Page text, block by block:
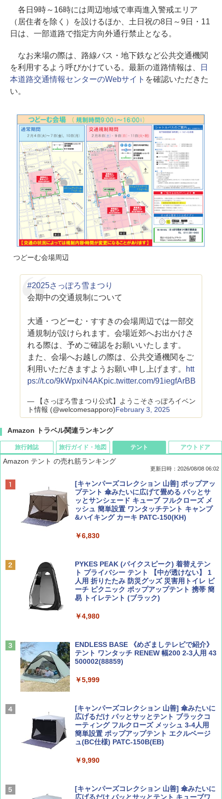
各日9時～16時には周辺地域で車両進入警戒エリア
（居住者を除く）を設けるほか、土日祝の8日～9日・11
日は、一部道路で指定方向外通行禁止となる。
なお来場の際は、路線バス・地下鉄など公共交通機関
を利用するよう呼びかけている。最新の道路情報は、
日
本道路交通情報センターのWebサイト を確認いただきた
い。
つどーむ会場周辺
#2025さっぽろ雪まつり
会期中の交通規制について
大通・つどーむ・すすきの会場周辺では一部交
通規制が設けられます。会場近郊へお出かけさ
れる際は、予めご確認をお願いいたします。
また、会場へお越しの際は、公共交通機関をご
利用いただきますようお願い申し上げます。
htt
ps://t.co/9kWpxiN4AKpic.twitter.com/91iegfArBB
— 【さっぽろ雪まつり公式】ようこそさっぽろイベン
ト情報 (@welcomesapporo)February 3, 2025
Amazon トラベル関連ランキング
旅行雑誌
BE-PAL(ビ-パル) 2026年 9 月号【特別付録:
SOTO ミニマル"旅"財布 ランダム2種】
￥1,500
￥713
AIRLINE（エアライン）2026年9月号【特
集】ボーイング110周年を祝して！
￥1,760
旅行ガイド・地図
D40 地球の歩き方 チェンマイ タイ北部の魅
力的な町 2026～2027 地球の歩き方D アジア
￥2,079
￥2,695
球の歩き方A ヨーロッパ
A26 地球の歩き方 チェコ ポーランド スロヴ
ァキア 2026～2027 地球の歩き方A ヨーロッ
テント
Amazon テント の売れ筋ランキング
更新日時：2026/08/08 06:02
[キャンパーズコレクション 山善] ポップアッ
プテント 傘みたいに広げて畳める パッとサ
ッとサンシェード キューブ フルクローズ メ
ッシュ 簡単設置 ワンタッチテント キャンプ
&ハイキング カーキ PATC-150(KH)
￥6,830
PYKES PEAK (パイクスピーク) 着替えテン
ト プライバシー テント 【中が透けない】 1
人用 折りたたみ 防災グッズ 災害用トイレ ビ
ーチ ピクニック ポップアップテント 携帯 簡
易 トイレテント (ブラック)
￥4,980
ENDLESS BASE 《めざましテレビで紹介》
テント ワンタッチ RENEW 幅200 2-3人用 43
500002(88859)
￥5,999
[キャンパーズコレクション 山善] 傘みたいに
広げるだけ パッとサッとテント ブラックコ
ーティング フルクローズ メッシュ 3-4人用
簡単設置 ポップアップテント エクルベージ
ュ(BC仕様) PATC-150B(EB)
￥9,990
[キャンパーズコレクション 山善] 傘みたいに
広げるだけ パッとサッとテント キューブワ
アウトドア